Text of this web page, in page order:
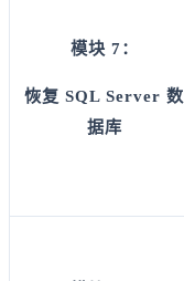
模块 7：
恢复 SQL Server 数
据库